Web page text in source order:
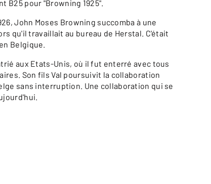
B25 pour "Browning 1925".
John Moses Browning succomba à une
qu'il travaillait au bureau de Herstal. C'était
Belgique.
aux Etats-Unis, où il fut enterré avec tous
Son fils Val poursuivit la collaboration
sans interruption. Une collaboration qui se